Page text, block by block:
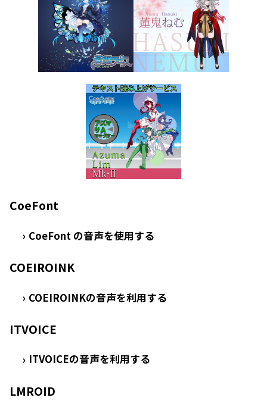
CoeFont
› CoeFont の音声を使用する
COEIROINK
› COEIROINKの音声を利用する
ITVOICE
› ITVOICEの音声を利用する
LMROID